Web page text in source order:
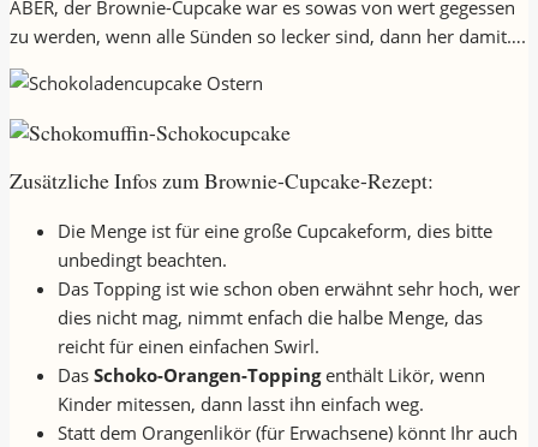
ABER, der Brownie-Cupcake war es sowas von wert gegessen
zu werden, wenn alle Sünden so lecker sind, dann her damit….
Zusätzliche Infos zum Brownie-Cupcake-Rezept:
Die Menge ist für eine große Cupcakeform, dies bitte
unbedingt beachten.
Das Topping ist wie schon oben erwähnt sehr hoch, wer
dies nicht mag, nimmt enfach die halbe Menge, das
reicht für einen einfachen Swirl.
Das Schoko-Orangen-Toppingenthält Likör, wenn
Kinder mitessen, dann lasst ihn einfach weg.
Statt dem Orangenlikör (für Erwachsene) könnt Ihr auch